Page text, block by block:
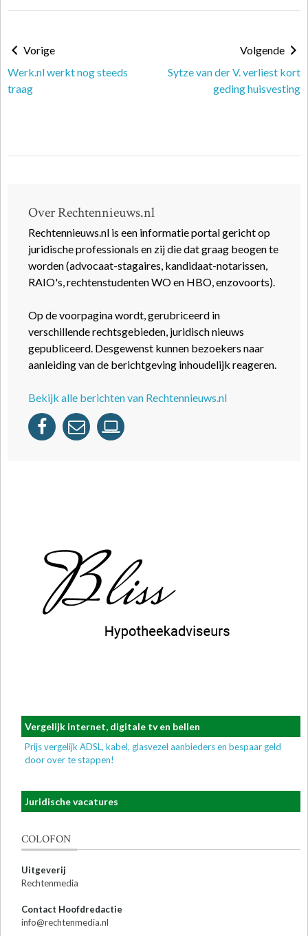
Vorige
Werk.nl werkt nog steeds
traag
Volgende
Sytze van der V. verliest kort
geding huisvesting
Over Rechtennieuws.nl
Rechtennieuws.nl is een informatie portal gericht op
juridische professionals en zij die dat graag beogen te
worden (advocaat-stagaires, kandidaat-notarissen,
RAIO's, rechtenstudenten WO en HBO, enzovoorts).
Op de voorpagina wordt, gerubriceerd in
verschillende rechtsgebieden, juridisch nieuws
gepubliceerd. Desgewenst kunnen bezoekers naar
aanleiding van de berichtgeving inhoudelijk reageren.
Bekijk alle berichten van Rechtennieuws.nl
Vergelijk internet, digitale tv en bellen
Prijs vergelijk ADSL, kabel, glasvezel aanbieders en bespaar geld
door over te stappen!
Juridische vacatures
COLOFON
Uitgeverij
Rechtenmedia
Contact Hoofdredactie
info@rechtenmedia.nl